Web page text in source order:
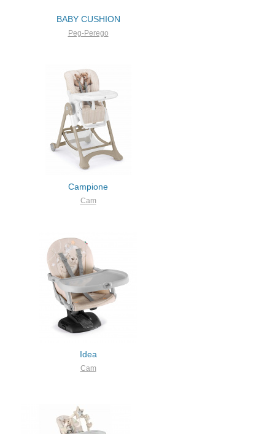
BABY CUSHION
Peg-Perego
Campione
Cam
Idea
Cam